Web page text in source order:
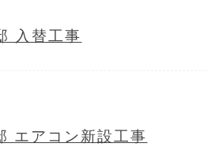
入替工事
エアコン新設工事